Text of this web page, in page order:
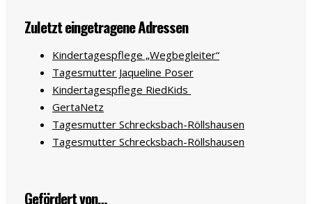
Zuletzt eingetragene Adressen
Kindertagespflege „Wegbegleiter“
Tagesmutter Jaqueline Poser
Kindertagespflege RiedKids
GertaNetz
Tagesmutter Schrecksbach-Röllshausen
Tagesmutter Schrecksbach-Röllshausen
Gefördert von…